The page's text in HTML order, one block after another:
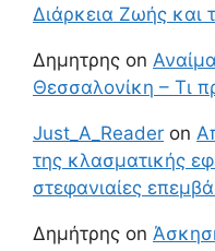
Διάρκεια Ζωής και
Δημητρης on
Θεσσαλονίκη – Τι
Just_A_Reader on
της κλασματικής
στεφανιαίες
Δημήτρης on